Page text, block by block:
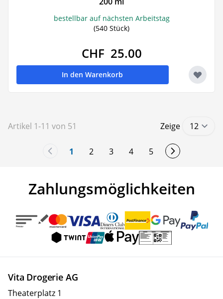
bestellbar auf nächsten Arbeitstag
(540 Stück)
CHF 25.00
In den Warenkorb
Artikel 1-11 von 51
You're currently reading page
1 Seite
2 Seite
3 Seite
4 Seite
5
Zeige
Zahlungsmöglichkeiten
Vita Drogerie AG
Theaterplatz 1